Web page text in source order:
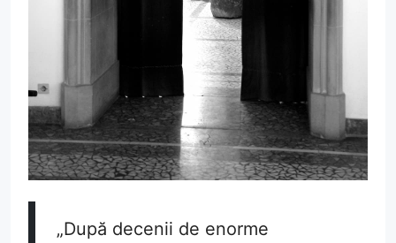
„După decenii de enorme